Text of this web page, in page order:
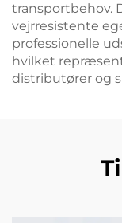
transportbehov.
vejrresistente
professionelle
hvilket
distributører og